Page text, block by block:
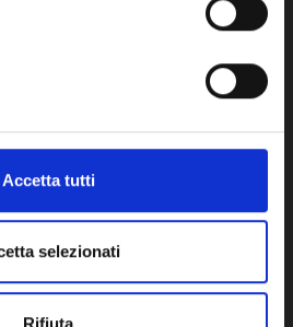
Accetta tutti
selezionati
Rifiuta
interessarti